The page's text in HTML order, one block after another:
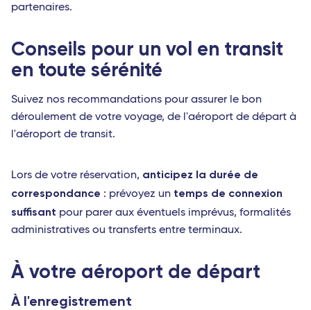
partenaires.
Conseils pour un vol en transit
en toute sérénité
Suivez nos recommandations pour assurer le bon
déroulement de votre voyage, de l'aéroport de départ à
l'aéroport de transit.
Lors de votre réservation, anticipez la durée de
correspondance : prévoyez un temps de connexion
suffisant pour parer aux éventuels imprévus, formalités
administratives ou transferts entre terminaux.
À votre aéroport de départ
À l'enregistrement